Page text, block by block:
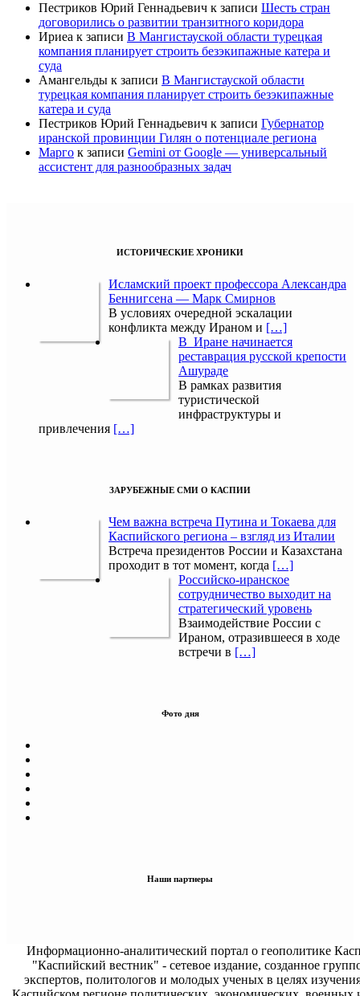
Пестриков Юрий Геннадьевич к записи Шесть стран
договорились о развитии транзитного коридора
Ириеа к записи В Мангистауской области турецкая
компания планирует строить безэкипажные катера и
суда
Амангельды к записи В Мангистауской области
турецкая компания планирует строить безэкипажные
катера и суда
Пестриков Юрий Геннадьевич к записи Губернатор
иранской провинции Гилян о потенциале региона
Марго к записи Gemini от Google — универсальный
ассистент для разнообразных задач
ИСТОРИЧЕСКИЕ ХРОНИКИ
Исламский проект профессора Александра
Беннигсена — Марк Смирнов
В условиях очередной эскалации
конфликта между Ираном и […]
В Иране начинается
реставрация русской крепости
Ашураде
В рамках развития
туристической
инфраструктуры и
привлечения […]
ЗАРУБЕЖНЫЕ СМИ О КАСПИИ
Чем важна встреча Путина и Токаева для
Каспийского региона – взгляд из Италии
Встреча президентов России и Казахстана
проходит в тот момент, когда […]
Российско-иранское
сотрудничество выходит на
стратегический уровень
Взаимодействие России с
Ираном, отразившееся в ходе
встречи в […]
Фото дня
Наши партнеры
Информационно-аналитический портал о геополитике
"Каспийский вестник" - сетевое издание, созданное
экспертов, политологов и молодых ученых в целях